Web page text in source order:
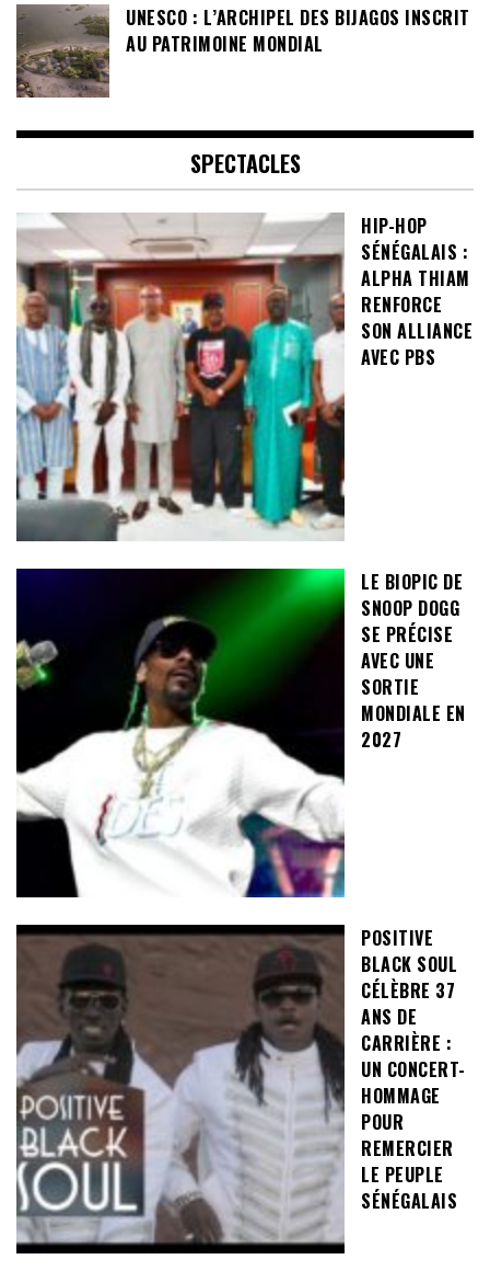
UNESCO : L’ARCHIPEL DES BIJAGOS INSCRIT
AU PATRIMOINE MONDIAL
SPECTACLES
HIP-HOP
SÉNÉGALAIS :
ALPHA THIAM
RENFORCE
SON ALLIANCE
AVEC PBS
LE BIOPIC DE
SNOOP DOGG
SE PRÉCISE
AVEC UNE
SORTIE
MONDIALE EN
2027
POSITIVE
BLACK SOUL
CÉLÈBRE 37
ANS DE
CARRIÈRE :
UN CONCERT-
HOMMAGE
POUR
REMERCIER
LE PEUPLE
SÉNÉGALAIS